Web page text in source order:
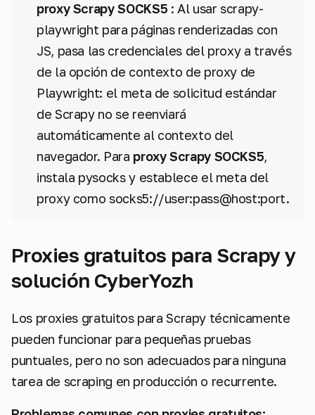
proxy Scrapy SOCKS5 : Al usar scrapy-
playwright para páginas renderizadas con
JS, pasa las credenciales del proxy a través
de la opción de contexto de proxy de
Playwright: el meta de solicitud estándar
de Scrapy no se reenviará
automáticamente al contexto del
navegador. Para proxy Scrapy SOCKS5,
instala pysocks y establece el meta del
proxy como socks5://user:pass@host:port.
Proxies gratuitos para Scrapy y
solución CyberYozh
Los proxies gratuitos para Scrapy técnicamente
pueden funcionar para pequeñas pruebas
puntuales, pero no son adecuados para ninguna
tarea de scraping en producción o recurrente.